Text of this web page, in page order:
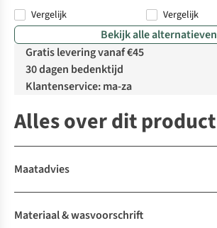
Vergelijk
Vergelijk
Bekijk alle alternatieven
Gratis levering vanaf €45
30 dagen bedenktijd
Klantenservice: ma-za
Alles over dit product
Maatadvies
Materiaal & wasvoorschrift